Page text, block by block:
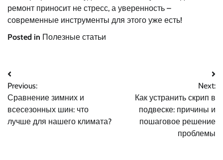
ремонт приносит не стресс, а уверенность –
современные инструменты для этого уже есть!
Posted in Полезные статьи
Навигация
по
записям
Previous:
Сравнение зимних и
всесезонных шин: что
лучше для нашего климата?
Next:
Как устранить скрип в
подвеске: причины и
пошаговое решение
проблемы